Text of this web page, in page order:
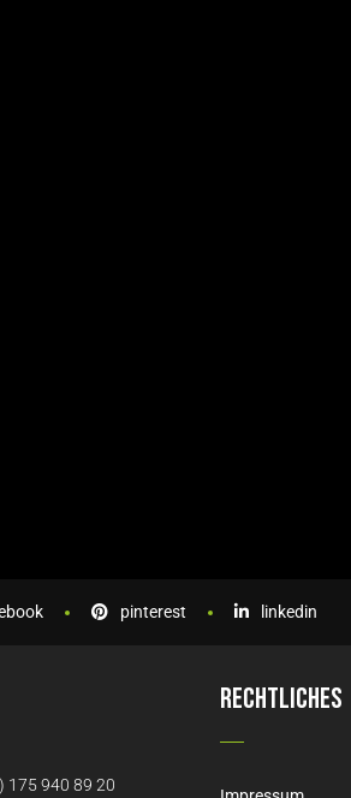
pinterest linkedin
175 940 89 20
Rechtliches